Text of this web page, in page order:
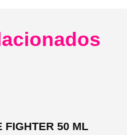
FIGHTER 50 ML